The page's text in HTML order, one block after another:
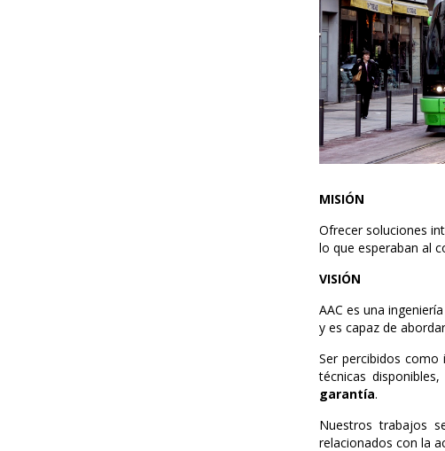
MISIÓN
Ofrecer soluciones
lo que esperaban al
VISIÓN
AAC es una
y es capaz de
Ser percibidos como
técnicas
garantía.
Nuestros trabajos
relacionados con la